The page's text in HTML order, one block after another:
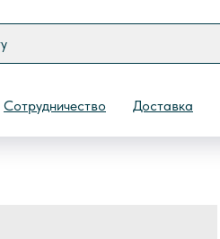
Сотрудничество Доставка